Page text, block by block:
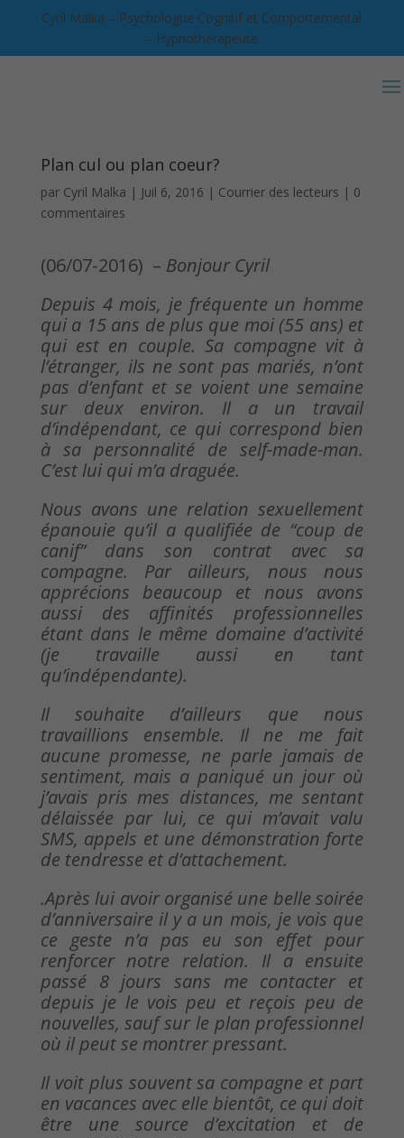
Cyril Malka – Psychologue Cognitif et Comportemental
– Hypnothérapeute
Plan cul ou plan coeur?
par Cyril Malka | Juil 6, 2016 | Courrier des lecteurs | 0
commentaires
(06/07-2016) – Bonjour Cyril
Depuis 4 mois, je fréquente un homme
qui a 15 ans de plus que moi (55 ans) et
qui est en couple. Sa compagne vit à
l’étranger, ils ne sont pas mariés, n’ont
pas d’enfant et se voient une semaine
sur deux environ. Il a un travail
d’indépendant, ce qui correspond bien
à sa personnalité de self-made-man.
C’est lui qui m’a draguée.
Nous avons une relation sexuellement
épanouie qu’il a qualifiée de “coup de
canif” dans son contrat avec sa
compagne. Par ailleurs, nous nous
apprécions beaucoup et nous avons
aussi des affinités professionnelles
étant dans le même domaine d’activité
(je travaille aussi en tant
qu’indépendante).
Il souhaite d’ailleurs que nous
travaillions ensemble. Il ne me fait
aucune promesse, ne parle jamais de
sentiment, mais a paniqué un jour où
j’avais pris mes distances, me sentant
délaissée par lui, ce qui m’avait valu
SMS, appels et une démonstration forte
de tendresse et d’attachement.
.Après lui avoir organisé une belle soirée
d’anniversaire il y a un mois, je vois que
ce geste n’a pas eu son effet pour
renforcer notre relation. Il a ensuite
passé 8 jours sans me contacter et
depuis je le vois peu et reçois peu de
nouvelles, sauf sur le plan professionnel
où il peut se montrer pressant.
Il voit plus souvent sa compagne et part
en vacances avec elle bientôt, ce qui doit
être une source d’excitation et de